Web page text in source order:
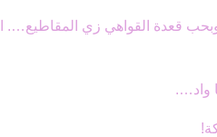
قعدة القواهي زي
واد….